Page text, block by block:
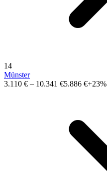
14
Münster
3.110 € – 10.341 €5.886 €+23%